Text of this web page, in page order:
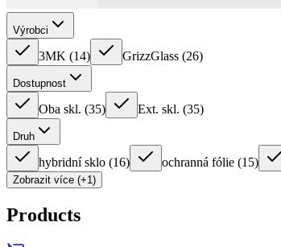
Výrobci
3MK (14) GrizzGlass (26)
Dostupnost
Oba skl. (35) Ext. skl. (35)
Druh
hybridní sklo (16) ochranná fólie (15)
Zobrazit více (+1)
Products